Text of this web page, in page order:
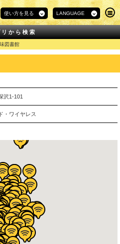
使い方を見る LANGUAGE
リから検索
図書館
沢1-101
・ワイヤレス